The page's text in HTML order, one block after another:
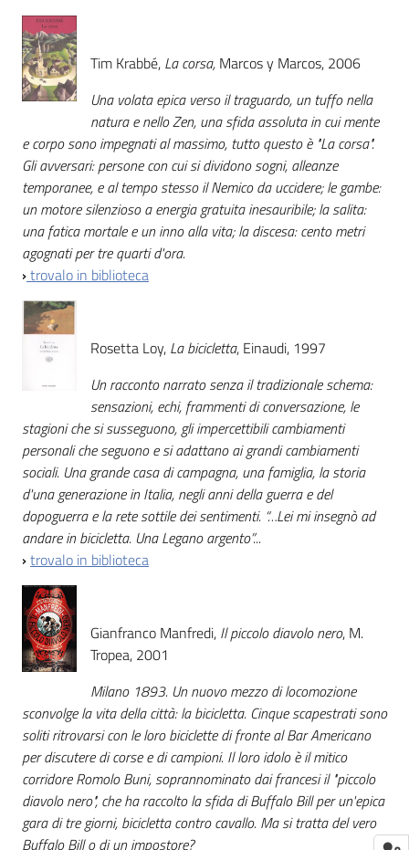
Tim Krabbé, La corsa, Marcos y Marcos, 2006
Una volata epica verso il traguardo, un tuffo nella
natura e nello Zen, una sfida assoluta in cui mente
e corpo sono impegnati al massimo, tutto questo è "La corsa".
Gli avversari: persone con cui si dividono sogni, alleanze
temporanee, e al tempo stesso il Nemico da uccidere; le gambe:
un motore silenzioso a energia gratuita inesauribile; la salita:
una fatica mortale e un inno alla vita; la discesa: cento metri
agognati per tre quarti d'ora.
›trovalo in biblioteca
Rosetta Loy, La bicicletta, Einaudi, 1997
Un racconto narrato senza il tradizionale schema:
sensazioni, echi, frammenti di conversazione, le
stagioni che si susseguono, gli impercettibili cambiamenti
personali che seguono e si adattano ai grandi cambiamenti
sociali. Una grande casa di campagna, una famiglia, la storia
d'una generazione in Italia, negli anni della guerra e del
dopoguerra e la rete sottile dei sentimenti. “…Lei mi insegnò ad
andare in bicicletta. Una Legano argento”...
›trovalo in biblioteca
Gianfranco Manfredi, Il piccolo diavolo nero, M.
Tropea, 2001
Milano 1893. Un nuovo mezzo di locomozione
sconvolge la vita della città: la bicicletta. Cinque scapestrati sono
soliti ritrovarsi con le loro biciclette di fronte al Bar Americano
per discutere di corse e di campioni. Il loro idolo è il mitico
corridore Romolo Buni, soprannominato dai francesi il "piccolo
diavolo nero", che ha raccolto la sfida di Buffalo Bill per un'epica
gara di tre giorni, bicicletta contro cavallo. Ma si tratta del vero
Buffalo Bill o di un impostore?